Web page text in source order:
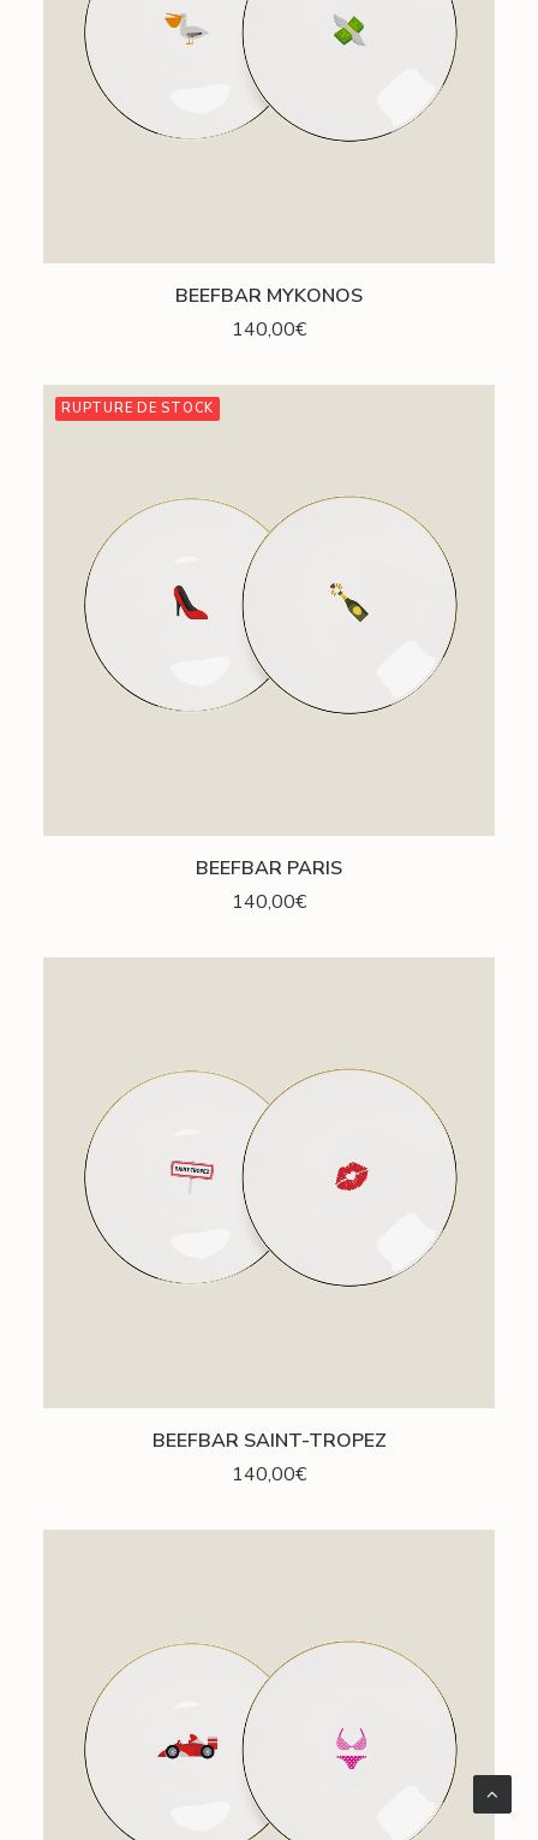
AJOUTER AU PANIER
BEEFBAR MYKONOS
140,00€
RUPTURE DE STOCK
LIRE LA SUITEBEEFBAR PARIS
140,00€
AJOUTER AU PANIER
BEEFBAR SAINT-TROPEZ
140,00€